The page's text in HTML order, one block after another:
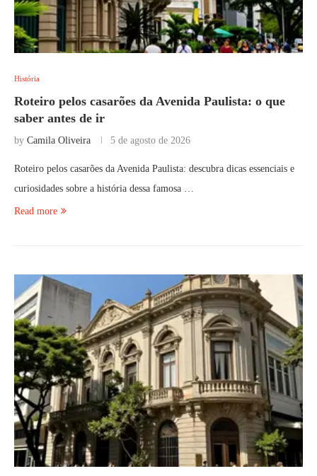
História
Roteiro pelos casarões da Avenida Paulista: o que
saber antes de ir
by Camila Oliveira 5 de agosto de 2026
Roteiro pelos casarões da Avenida Paulista: descubra dicas essenciais e
curiosidades sobre a história dessa famosa …
Read more